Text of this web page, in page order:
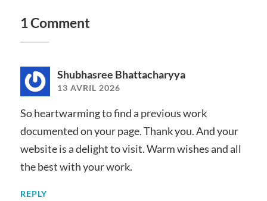
1 Comment
Shubhasree Bhattacharyya
13 AVRIL 2026
So heartwarming to find a previous work
documented on your page. Thank you. And your
website is a delight to visit. Warm wishes and all
the best with your work.
REPLY